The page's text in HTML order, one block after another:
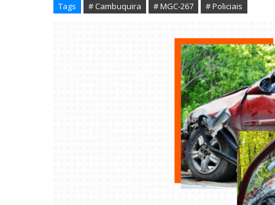
Tags # Cambuquira # MGC-267 # Policiais